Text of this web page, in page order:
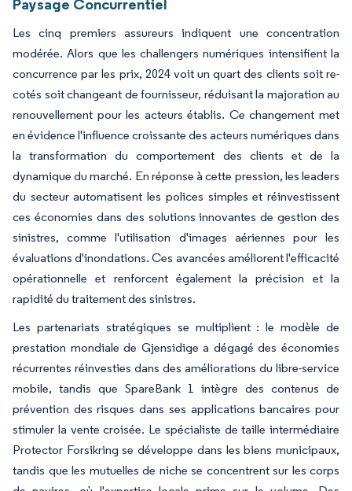
Paysage Concurrentiel
Les cinq premiers assureurs indiquent une concentration
modérée. Alors que les challengers numériques intensifient la
concurrence par les prix, 2024 voit un quart des clients soit re-
cotés soit changeant de fournisseur, réduisant la majoration au
renouvellement pour les acteurs établis. Ce changement met
en évidence l'influence croissante des acteurs numériques dans
la transformation du comportement des clients et de la
dynamique du marché. En réponse à cette pression, les leaders
du secteur automatisent les polices simples et réinvestissent
ces économies dans des solutions innovantes de gestion des
sinistres, comme l'utilisation d'images aériennes pour les
évaluations d'inondations. Ces avancées améliorent l'efficacité
opérationnelle et renforcent également la précision et la
rapidité du traitement des sinistres.
Les partenariats stratégiques se multiplient : le modèle de
prestation mondiale de Gjensidige a dégagé des économies
récurrentes réinvesties dans des améliorations du libre-service
mobile, tandis que SpareBank 1 intègre des contenus de
prévention des risques dans ses applications bancaires pour
stimuler la vente croisée. Le spécialiste de taille intermédiaire
Protector Forsikring se développe dans les biens municipaux,
tandis que les mutuelles de niche se concentrent sur les corps